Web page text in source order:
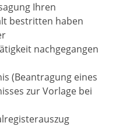
Ihren
bestritten haben
nachgegangen
(Beantragung eines
zur Vorlage bei